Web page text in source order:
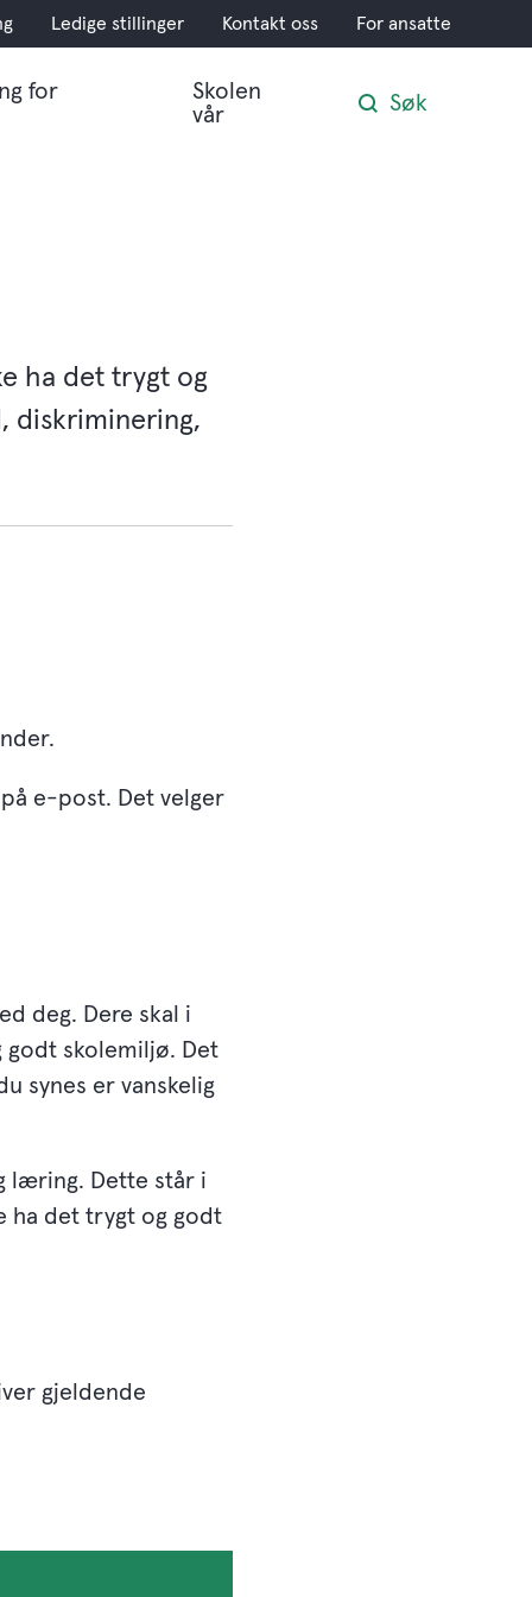
Ledige stillinger Kontakt oss For ansatte
for
Skolen
vår
Søk
ha det trygt og
diskriminering,
e-post. Det velger
deg. Dere skal i
godt skolemiljø. Det
synes er vanskelig
læring. Dette står i
ha det trygt og godt
gjeldende